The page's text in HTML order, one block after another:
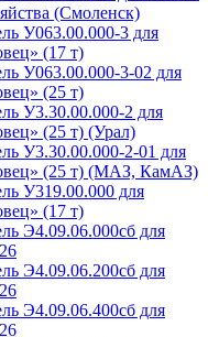
(Смоленск)
У063.00.000-3 для
(17 т)
У063.00.000-3-02 для
(25 т)
У3.30.00.000-2 для
(25 т) (Урал)
У3.30.00.000-2-01 для
(25 т) (МАЗ, КамАЗ)
У319.00.000 для
(17 т)
Э4.09.06.000сб для
Э4.09.06.200сб для
Э4.09.06.400сб для